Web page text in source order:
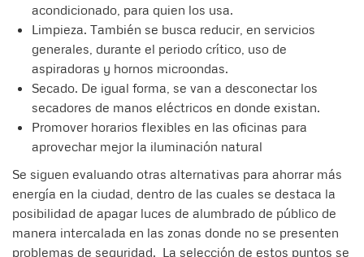
acondicionado, para quien los usa.
Limpieza. También se busca reducir, en servicios
generales, durante el periodo crítico, uso de
aspiradoras y hornos microondas.
Secado. De igual forma, se van a desconectar los
secadores de manos eléctricos en donde existan.
Promover horarios flexibles en las oficinas para
aprovechar mejor la iluminación natural
Se siguen evaluando otras alternativas para ahorrar más
energía en la ciudad, dentro de las cuales se destaca la
posibilidad de apagar luces de alumbrado de público de
manera intercalada en las zonas donde no se presenten
problemas de seguridad. La selección de estos puntos se